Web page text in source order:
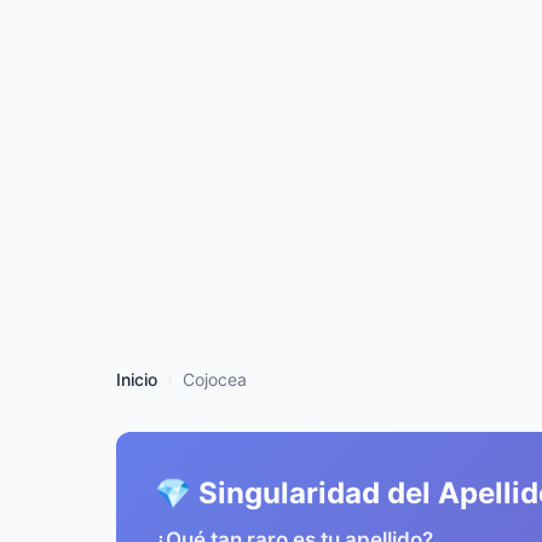
Inicio Cojocea
💎 Singularidad del